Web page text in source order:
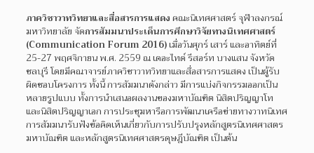
ภาควิชาวาทวิทยาและสื่อสารการแสดงคณะนิเทศศาสตร์ จุฬาลงกรณ์
มหาวิทยาลัย จัดการสัมมนาประเด็นการศึกษาวิจัยทางนิเทศศาสตร์
(Communication Forum 2016)เมื่อวันศุกร์ เสาร์ และอาทิตย์ที่
25-27 พฤศจิกายน พ.ศ. 2559 ณ เดอะไทด์ รีสอร์ท บางแสน จังหวัด
ชลบุรี โดยมีคณาจารย์ภาควิชาวาทวิทยาและสื่อสารการแสดง เป็นผู้รับ
ผิดชอบโครงการ ทั้งนี้ การสัมมนาดังกล่าว มีการแบ่งกิจกรรมออกเป็น
หลายรูปแบบ ทั้งการนำเสนอผลงานของมหาบัณฑิต นิสิตปริญญาโท
และนิสิตปริญญาเอก การประชุมหารือการพัฒนาเครือข่ายทางวาทนิเทศ
การสัมมนารับฟังข้อคิดเห็นเกี่ยวกับการปรับปรุงหลักสูตรนิเทศศาสตร
มหาบัณฑิต และหลักสูตรนิเทศศาสตรดุษฎีบัณฑิต เป็นต้น